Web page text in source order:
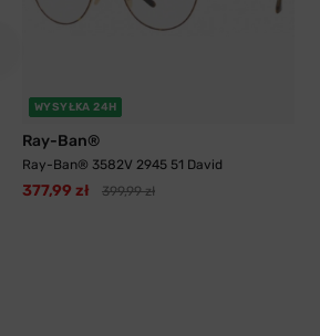
WYSYŁKA 24H
Ray-Ban®
Ray-Ban® 3582V 2945 51 David
377,99 zł 399,99 zł